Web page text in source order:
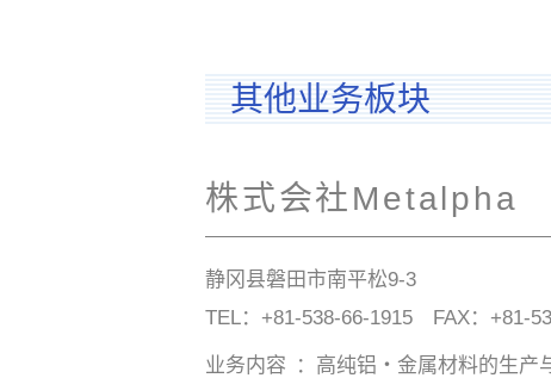
其他业务板块
株式会社Metalpha
静冈县磐田市南平松9-3
TEL： +81-538-66-1915 FAX：+81-
业务内容 高纯铝・金属材料的生产